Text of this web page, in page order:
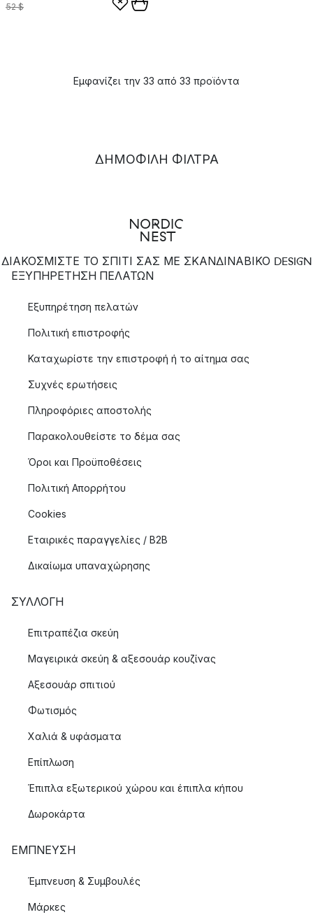
52 $
Εμφανίζει την 33 από 33 προϊόντα
ΔΗΜΟΦΙΛΉ ΦΊΛΤΡΑ
ΔΙΑΚΟΣΜΙΣΤΕ ΤΟ ΣΠΙΤΙ ΣΑΣ ΜΕ ΣΚΑΝΔΙΝΑΒΙΚΟ DESIGN
ΕΞΥΠΗΡΈΤΗΣΗ ΠΕΛΑΤΏΝ
Εξυπηρέτηση πελατών
Πολιτική επιστροφής
Καταχωρίστε την επιστροφή ή το αίτημα σας
Συχνές ερωτήσεις
Πληροφόριες αποστολής
Παρακολουθείστε το δέμα σας
Όροι και Προϋποθέσεις
Πολιτική Απορρήτου
Cookies
Εταιρικές παραγγελίες / B2B
Δικαίωμα υπαναχώρησης
ΣΥΛΛΟΓΉ
Επιτραπέζια σκεύη
Μαγειρικά σκεύη & αξεσουάρ κουζίνας
Αξεσουάρ σπιτιού
Φωτισμός
Χαλιά & υφάσματα
Επίπλωση
Έπιπλα εξωτερικού χώρου και έπιπλα κήπου
Δωροκάρτα
ΈΜΠΝΕΥΣΗ
Έμπνευση & Συμβουλές
Μάρκες